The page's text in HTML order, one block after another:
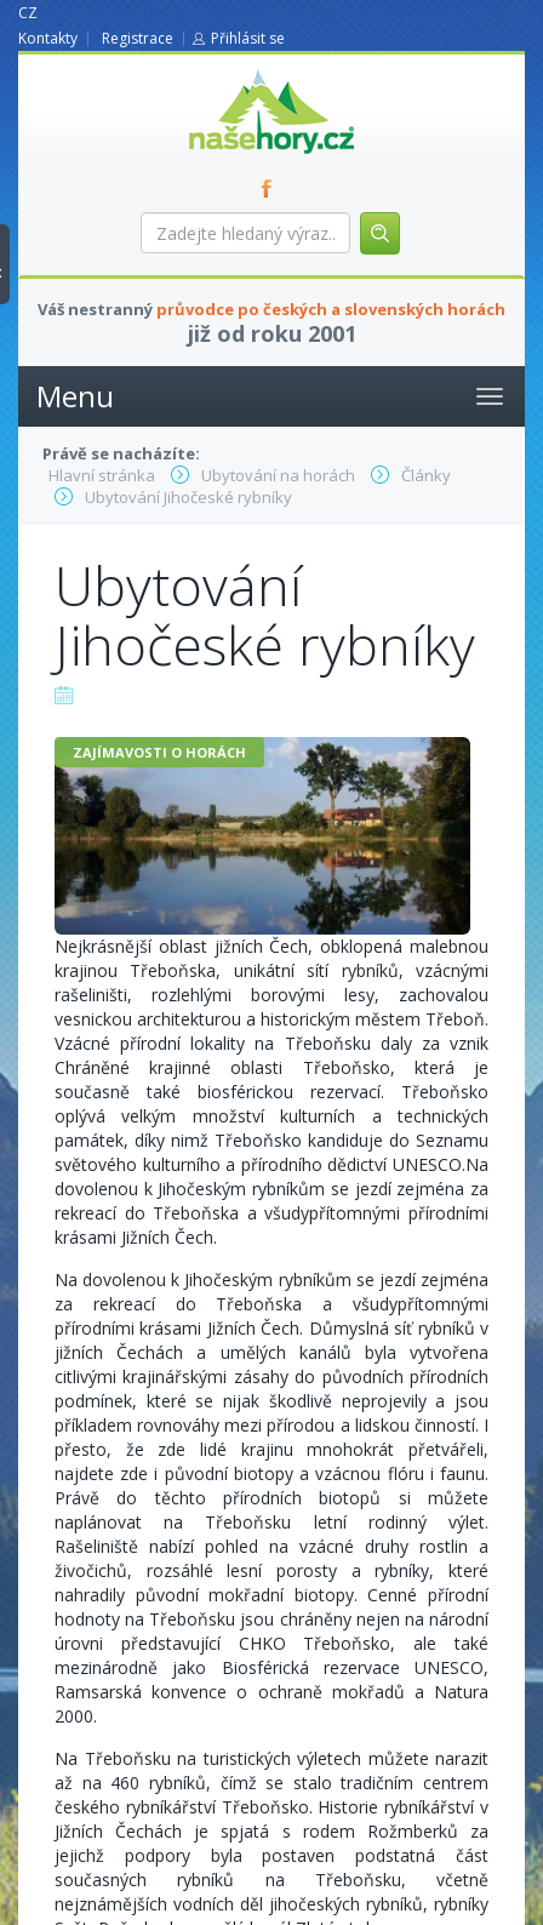
CZ
Kontakty
Registrace Přihlásit se
nasehory.cz
Zadejte
hledaný
Váš nestranný průvodce po českých a slovenských horách
již od roku 2001
Menu
Právě se nacházíte:
Hlavní stránka
Ubytování na horách
Články
Ubytování Jihočeské rybníky
Ubytování
Jihočeské rybníky
ZAJÍMAVOSTI O HORÁCH
Nejkrásnější oblast jižních Čech, obklopená malebnou
krajinou Třeboňska, unikátní sítí rybníků, vzácnými
rašeliništi, rozlehlými borovými lesy, zachovalou
vesnickou architekturou a historickým městem Třeboň.
Vzácné přírodní lokality na Třeboňsku daly za vznik
Chráněné krajinné oblasti Třeboňsko, která je
současně také biosférickou rezervací. Třeboňsko
oplývá velkým množství kulturních a technických
památek, díky nimž Třeboňsko kandiduje do Seznamu
světového kulturního a přírodního dědictví UNESCO.Na
dovolenou k Jihočeským rybníkům se jezdí zejména za
rekreací do Třeboňska a všudypřítomnými přírodními
krásami Jižních Čech.
Na dovolenou k Jihočeským rybníkům se jezdí zejména
za rekreací do Třeboňska a všudypřítomnými
přírodními krásami Jižních Čech. Důmyslná síť rybníků v
jižních Čechách a umělých kanálů byla vytvořena
citlivými krajinářskými zásahy do původních přírodních
podmínek, které se nijak škodlivě neprojevily a jsou
příkladem rovnováhy mezi přírodou a lidskou činností. I
přesto, že zde lidé krajinu mnohokrát přetvářeli,
najdete zde i původní biotopy a vzácnou flóru i faunu.
Právě do těchto přírodních biotopů si můžete
naplánovat na Třeboňsku letní rodinný výlet.
Rašeliniště nabízí pohled na vzácné druhy rostlin a
živočichů, rozsáhlé lesní porosty a rybníky, které
nahradily původní mokřadní biotopy. Cenné přírodní
hodnoty na Třeboňsku jsou chráněny nejen na národní
úrovni představující CHKO Třeboňsko, ale také
mezinárodně jako Biosférická rezervace UNESCO,
Ramsarská konvence o ochraně mokřadů a Natura
2000.
Na Třeboňsku na turistických výletech můžete narazit
až na 460 rybníků, čímž se stalo tradičním centrem
českého rybníkářství Třeboňsko. Historie rybníkářství v
Jižních Čechách je spjatá s rodem Rožmberků za
jejichž podpory byla postaven podstatná část
současných rybníků na Třeboňsku, včetně
nejznámějších vodních děl jihočeských rybníků, rybníky